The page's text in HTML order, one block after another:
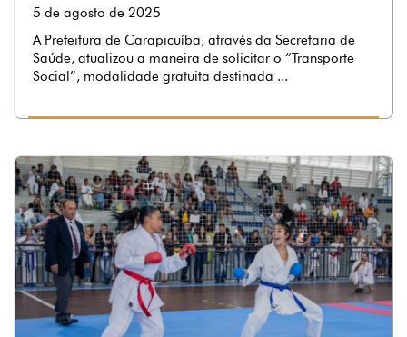
5 de agosto de 2025
A Prefeitura de Carapicuíba, através da Secretaria de
Saúde, atualizou a maneira de solicitar o “Transporte
Social”, modalidade gratuita destinada ...